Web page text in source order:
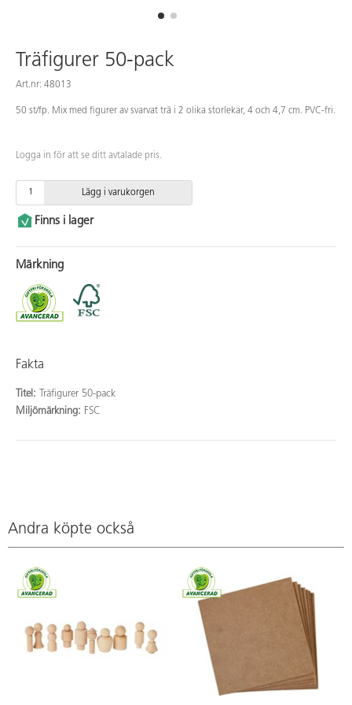
Träfigurer 50-pack
Art.nr: 48013
50 st/fp. Mix med figurer av svarvat trä i 2 olika storlekar, 4 och 4,7 cm. PVC-fri.
Logga in för att se ditt avtalade pris.
Lägg i varukorgen
Finns i lager
Märkning
Fakta
Titel:
Träfigurer 50-pack
Miljömärkning: FSC
Andra köpte också